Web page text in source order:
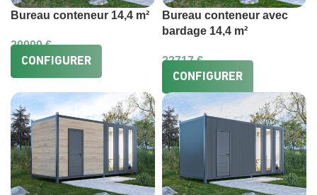
Bureau conteneur 14,4 m²
20000€
CONFIGURER
Bureau conteneur avec
bardage 14,4 m²
22717€
CONFIGURER